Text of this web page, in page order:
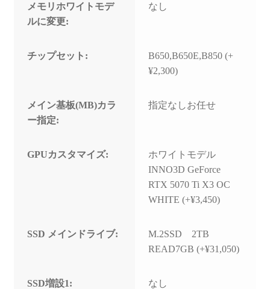
メモリホワイトモデ
ルに変更:
なし
チップセット:
B650,B650E,B850 (+
¥2,300)
メイン基板(MB)カラ
ー指定:
指定なしお任せ
GPUカスタマイズ:
ホワイトモデル
INNO3D GeForce
RTX 5070 Ti X3 OC
WHITE (+¥3,450)
SSD メインドライブ:
M.2SSD 2TB
READ7GB (+¥31,050)
SSD増設1: なし